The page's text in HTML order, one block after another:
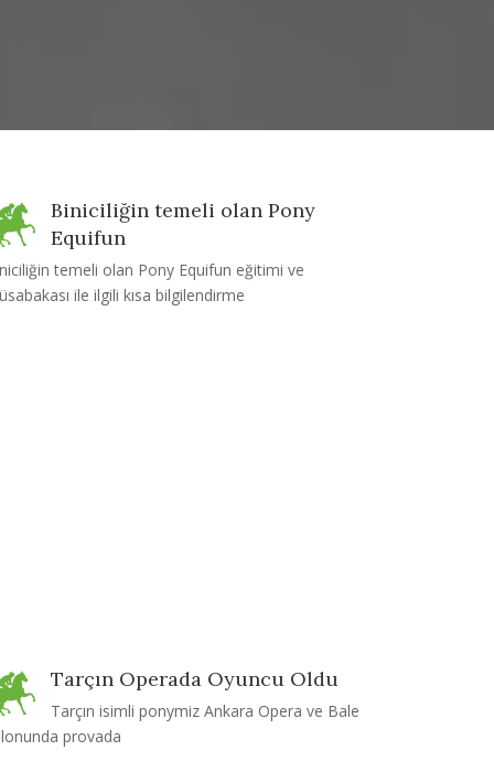
Biniciliğin temeli olan Pony
Equifun
temeli olan Pony Equifun eğitimi ve
ile ilgili kısa bilgilendirme
Tarçın Operada Oyuncu Oldu
Tarçın isimli ponymiz Ankara Opera ve Bale
provada